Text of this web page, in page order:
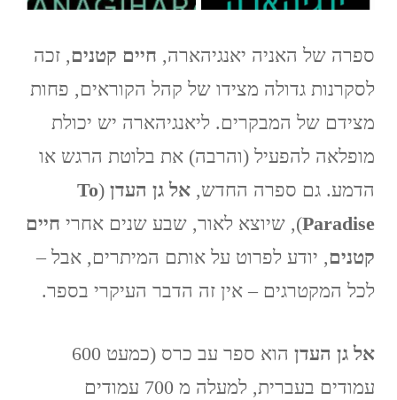
ספרה של האניה יאנגיהארה, חיים קטנים, זכה
לסקרנות גדולה מצידו של קהל הקוראים, פחות
מצידם של המבקרים. ליאנגיהארה יש יכולת
מופלאה להפעיל (והרבה) את בלוטת הרגש או
הדמע. גם ספרה החדש, אל גן העדן (
To
Paradise), שיוצא לאור, שבע שנים אחרי חיים
קטנים, יודע לפרוט על אותם המיתרים, אבל –
לכל המקטרגים – אין זה הדבר העיקרי בספר.
אל גן העדן
הוא ספר עב כרס (כמעט 600
עמודים בעברית, למעלה מ 700 עמודים